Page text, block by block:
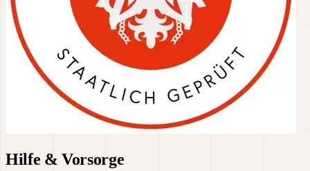
Hilfe & Vorsorge